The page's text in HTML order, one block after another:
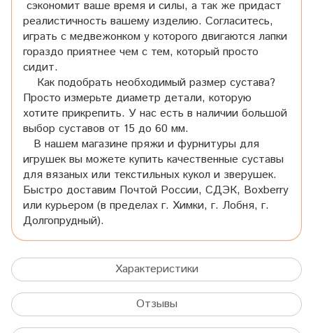
сэкономит ваше время и силы, а так же придаст
реалистичность вашему изделию. Согласитесь,
играть с медвежонком у которого двигаются лапки
гораздо приятнее чем с тем, который просто
сидит.
Как подобрать необходимый размер сустава?
Просто измерьте диаметр детали, которую
хотите прикрепить. У нас есть в наличии большой
выбор суставов от 15 до 60 мм.
В нашем магазине пряжи и фурнитуры для
игрушек вы можете купить качественные суставы
для вязаных или текстильных кукол и зверушек.
Быстро доставим Почтой России, СДЭК, Boxberry
или курьером (в пределах г. Химки, г. Лобня, г.
Долгопрудный).
Характеристики
Отзывы